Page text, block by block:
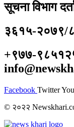
सूचना विभाग
३६१५-२०७९/
+९७७-
Facebook Twitter
© २०२२